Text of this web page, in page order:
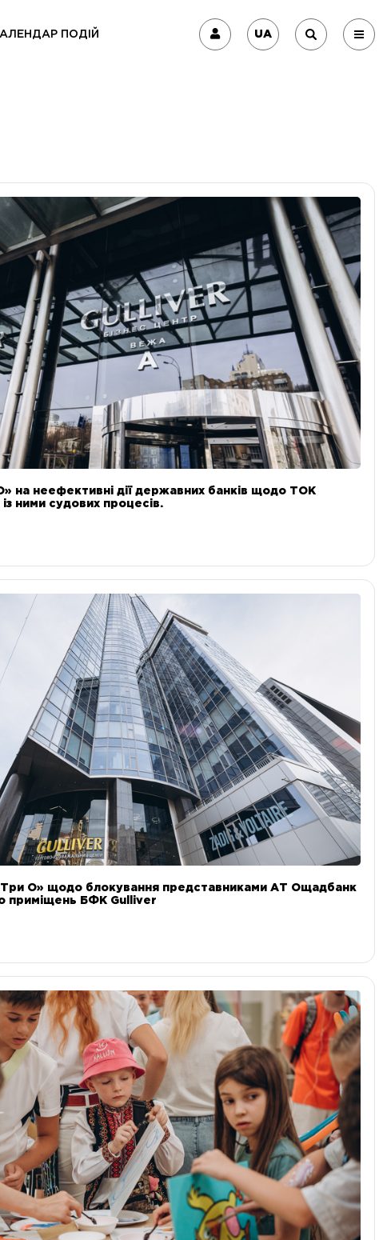
ПОДІЙ UA
на неефективні дії державних банків щодо ТОК
ними судових процесів.
О» щодо блокування представниками АТ Ощадбанк
приміщень БФК Gulliver